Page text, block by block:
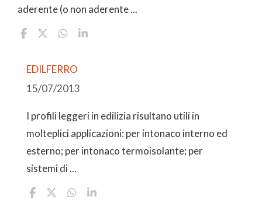
aderente (o non aderente ...
EDILFERRO
15/07/2013
I profili leggeri in edilizia risultano utili in
molteplici applicazioni: per intonaco interno ed
esterno; per intonaco termoisolante; per
sistemi di ...